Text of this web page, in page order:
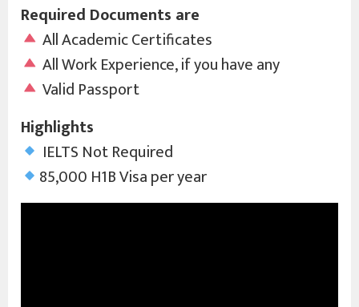
Required Documents are
All Academic Certificates
All Work Experience, if you have any
Valid Passport
Highlights
IELTS Not Required
85,000 H1B Visa per year